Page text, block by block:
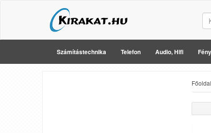
Számítástechnika Telefon Audio, Hifi
Főoldal